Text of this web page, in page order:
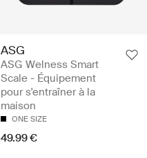
ASG
ASG Welness Smart
Scale - Équipement
pour s'entraîner à la
maison
ONE SIZE
49.99 €